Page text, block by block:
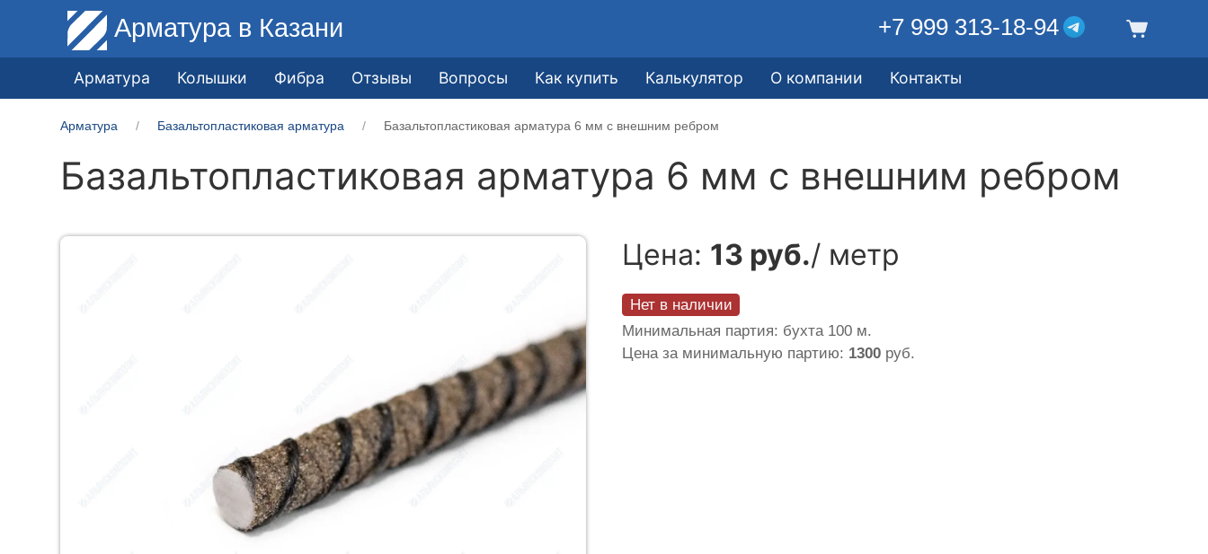
Арматура в Казани +7 999 313-18-94
Арматура Колышки Фибра Отзывы Вопросы Как купить Калькулятор О компании Контакты
Арматура Базальтопластиковая арматура Базальтопластиковая арматура 6 мм с внешним ребром
Базальтопластиковая арматура 6 мм с внешним ребром
Цена: 13 руб./ метр
Нет в наличии
Минимальная партия: бухта 100 м.
Цена за минимальную партию: 1300 руб.